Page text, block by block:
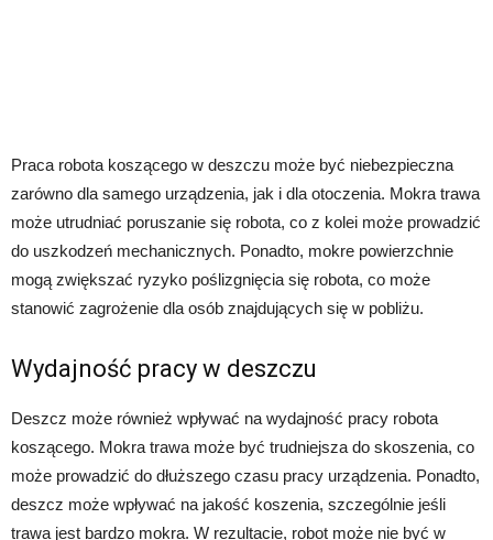
Praca robota koszącego w deszczu może być niebezpieczna
zarówno dla samego urządzenia, jak i dla otoczenia. Mokra trawa
może utrudniać poruszanie się robota, co z kolei może prowadzić
do uszkodzeń mechanicznych. Ponadto, mokre powierzchnie
mogą zwiększać ryzyko poślizgnięcia się robota, co może
stanowić zagrożenie dla osób znajdujących się w pobliżu.
Wydajność pracy w deszczu
Deszcz może również wpływać na wydajność pracy robota
koszącego. Mokra trawa może być trudniejsza do skoszenia, co
może prowadzić do dłuższego czasu pracy urządzenia. Ponadto,
deszcz może wpływać na jakość koszenia, szczególnie jeśli
trawa jest bardzo mokra. W rezultacie, robot może nie być w